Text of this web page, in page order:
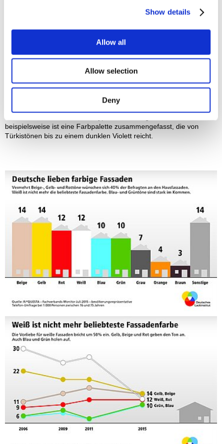
Show details
Allow all
Allow selection
Deny
Erscheinungsbild unserer Städte sicher bereichern und neue
geben. Sollte dieser Trend anhalten, dürfen wir uns in Zukunft auf
buntere Städte und Straßenzüge freuen.
Breit gefächertes Farbenspektrum
sich jeweils ein weit gefasstes Farbspektrum. So reicht sie Spanne
bei Rot von hellen bis zu dunklen Rottönen, beinhaltet aber auch
beispielsweise ist eine Farbpalette zusammengefasst, die von
Türkistönen bis zu einem dunklen Violett reicht.